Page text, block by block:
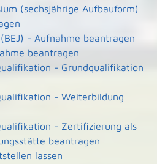
(sechsjährige Aufbauform)
- Aufnahme beantragen
beantragen
- Grundqualifikation
- Weiterbildung
- Zertifizierung als
beantragen
lassen